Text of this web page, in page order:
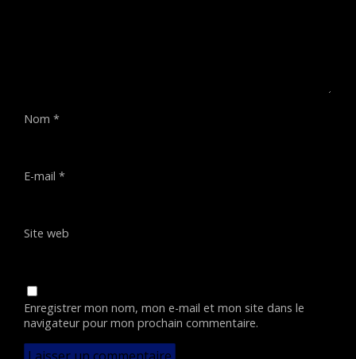
Nom *
E-mail *
Site web
Enregistrer mon nom, mon e-mail et mon site dans le
navigateur pour mon prochain commentaire.